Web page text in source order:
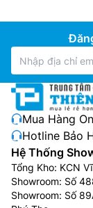
Mua Hàng
Hotline Bảo
Hệ Thống
Tổng Kho: KCN
Showroom: Số
Showroom: Số